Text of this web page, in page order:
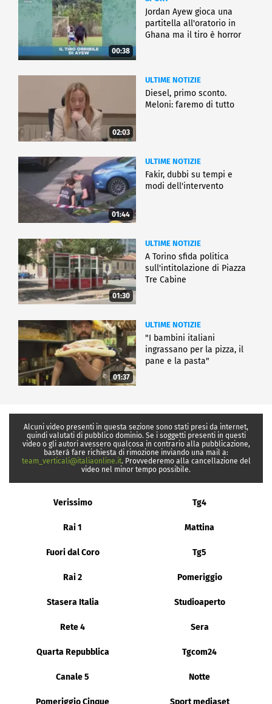
00:38
Jordan Ayew gioca una
partitella all'oratorio in
Ghana ma il tiro è horror
02:03
ULTIME NOTIZIE
Diesel, primo sconto.
Meloni: faremo di tutto
01:44
ULTIME NOTIZIE
Fakir, dubbi su tempi e
modi dell'intervento
01:30
ULTIME NOTIZIE
A Torino sfida politica
sull'intitolazione di Piazza
Tre Cabine
01:37
ULTIME NOTIZIE
"I bambini italiani
ingrassano per la pizza, il
pane e la pasta"
Alcuni video presenti in questa sezione sono stati presi da internet,
quindi valutati di pubblico dominio. Se i soggetti presenti in questi
video o gli autori avessero qualcosa in contrario alla pubblicazione,
basterà fare richiesta di rimozione inviando una mail a:
team_verticali@italiaonline.it. Provvederemo alla cancellazione del
video nel minor tempo possibile.
Verissimo Tg4
Rai 1 Mattina
Fuori dal Coro Tg5
Rai 2 Pomeriggio
Stasera Italia Studioaperto
Rete 4 Sera
Quarta Repubblica Tgcom24
Canale 5 Notte
Pomeriggio Cinque Sport mediaset